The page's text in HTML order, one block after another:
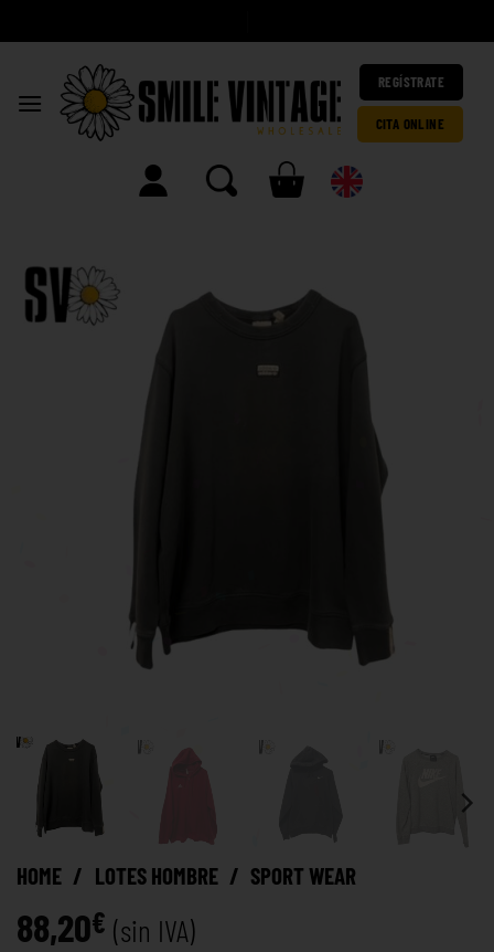
REGÍSTRATE
CITA ONLINE
HOME / LOTES HOMBRE / SPORT WEAR
88,20€ (sin IVA)